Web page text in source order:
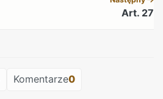
Art. 27
Komentarze0